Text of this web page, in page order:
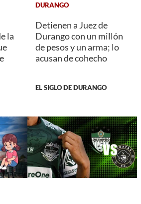
la
DURANGO
Detienen a Juez de
Durango con un millón
de pesos y un arma; lo
acusan de cohecho
EL SIGLO DE DURANGO